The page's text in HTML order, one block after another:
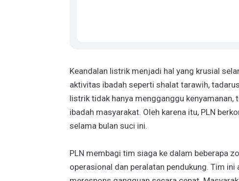
Keandalan listrik menjadi hal yang krusial
aktivitas ibadah seperti shalat tarawih,
listrik tidak hanya mengganggu
ibadah masyarakat. Oleh karena itu, PLN
selama bulan suci ini.
PLN membagi tim siaga ke dalam beberapa
operasional dan peralatan pendukung. Tim